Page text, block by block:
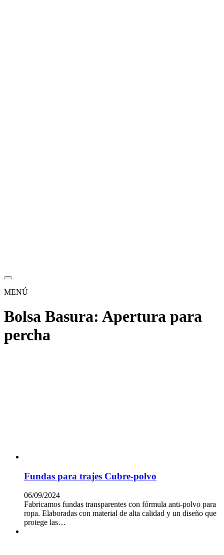
MENÚ
Bolsa Basura: Apertura para
percha
Fundas para trajes Cubre-polvo
06/09/2024
Fabricamos fundas transparentes con fórmula anti-polvo para
ropa. Elaboradas con material de alta calidad y un diseño que
protege las…